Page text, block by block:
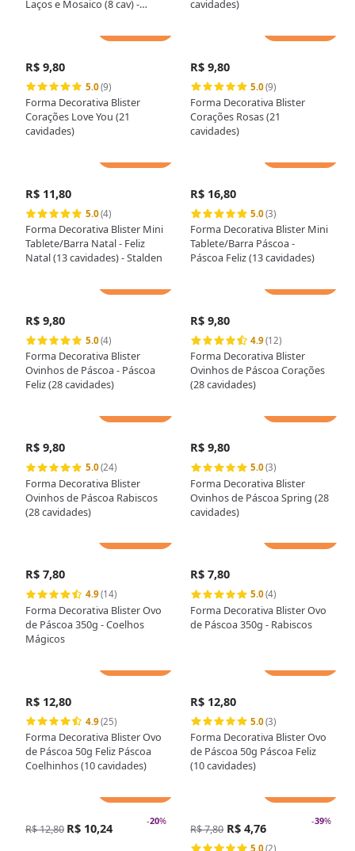
Laços e Mosaico (8 cav) -
cavidades)
R$ 9,80
5.0(9)
Forma Decorativa Blister
Corações Love You (21
cavidades)
R$ 9,80
5.0(9)
Forma Decorativa Blister
Corações Rosas (21
cavidades)
R$ 11,80
5.0(4)
Forma Decorativa Blister Mini
Tablete/Barra Natal - Feliz
Natal (13 cavidades) - Stalden
R$ 16,80
5.0(3)
Forma Decorativa Blister Mini
Tablete/Barra Páscoa -
Páscoa Feliz (13 cavidades)
R$ 9,80
5.0(4)
Forma Decorativa Blister
Ovinhos de Páscoa - Páscoa
Feliz (28 cavidades)
R$ 9,80
4.9(12)
Forma Decorativa Blister
Ovinhos de Páscoa Corações
(28 cavidades)
R$ 9,80
5.0(24)
Forma Decorativa Blister
Ovinhos de Páscoa Rabiscos
(28 cavidades)
R$ 9,80
5.0(3)
Forma Decorativa Blister
Ovinhos de Páscoa Spring (28
cavidades)
R$ 7,80
4.9(14)
Forma Decorativa Blister Ovo
de Páscoa 350g - Coelhos
Mágicos
R$ 7,80
5.0(4)
Forma Decorativa Blister Ovo
de Páscoa 350g - Rabiscos
R$ 12,80
4.9(25)
Forma Decorativa Blister Ovo
de Páscoa 50g Feliz Páscoa
Coelhinhos (10 cavidades)
R$ 12,80
5.0(3)
Forma Decorativa Blister Ovo
de Páscoa 50g Páscoa Feliz
(10 cavidades)
-20%
R$ 12,80 R$ 10,24 -39%
R$ 7,80 R$ 4,76
5.0(2)